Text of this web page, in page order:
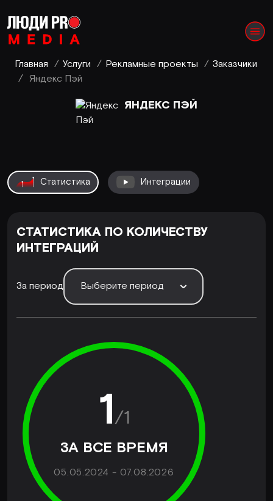
Главная / Услуги / Рекламные проекты / Заказчики
/ Яндекс Пэй
ЯНДЕКС ПЭЙ
Статистика Интеграции
СТАТИСТИКА ПО КОЛИЧЕСТВУ
ИНТЕГРАЦИЙ
За период Выберите период
1/1
ЗА ВСЕ ВРЕМЯ
05.05.2024 - 07.08.2026